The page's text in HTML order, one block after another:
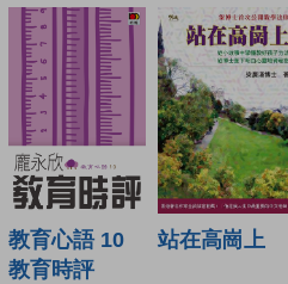
教育心語 10
教育時評
站在高崗上